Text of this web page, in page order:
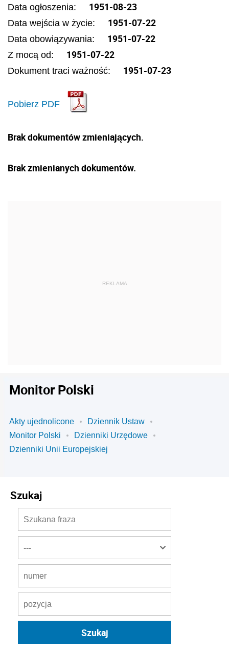
Data ogłoszenia: 1951-08-23
Data wejścia w życie: 1951-07-22
Data obowiązywania: 1951-07-22
Z mocą od: 1951-07-22
Dokument traci ważność: 1951-07-23
Pobierz PDF
Brak dokumentów zmieniających.
Brak zmienianych dokumentów.
Monitor Polski
Akty ujednolicone
Dziennik Ustaw
Monitor Polski
Dzienniki Urzędowe
Dzienniki Unii Europejskiej
Szukaj